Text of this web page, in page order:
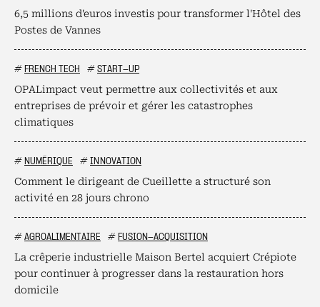
6,5 millions d'euros investis pour transformer l'Hôtel des
Postes de Vannes
# FRENCH TECH # START-UP
OPALimpact veut permettre aux collectivités et aux
entreprises de prévoir et gérer les catastrophes
climatiques
# NUMÉRIQUE # INNOVATION
Comment le dirigeant de Cueillette a structuré son
activité en 28 jours chrono
# AGROALIMENTAIRE # FUSION-ACQUISITION
La crêperie industrielle Maison Bertel acquiert Crépiote
pour continuer à progresser dans la restauration hors
domicile